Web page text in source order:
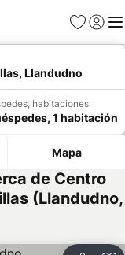
Favoritos
Iniciar
Llandudno
habitaciones
1 habitación
Mapa
de Centro
(Llandudno,